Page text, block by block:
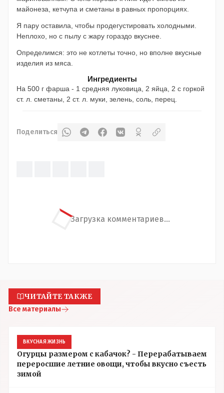
майонеза, кетчупа и сметаны в равных пропорциях.
Я пару оставила, чтобы продегустировать холодными.
Неплохо, но с пылу с жару гораздо вкуснее.
Определимся: это не котлеты точно, но вполне вкусные
изделия из мяса.
Ингредиенты
На 500 г фарша - 1 средняя луковица, 2 яйца, 2 с горкой
ст. л. сметаны, 2 ст. л. муки, зелень, соль, перец.
Поделиться
Загрузка комментариев...
ЧИТАЙТЕ ТАКЖЕ
Все материалы
ВКУСНАЯ ЖИЗНЬ
Огурцы размером с кабачок? - Перерабатываем
переросшие летние овощи, чтобы вкусно съесть
зимой